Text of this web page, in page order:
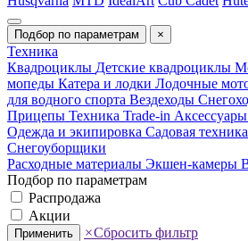
Подбор по параметрам ×
Техника
Квадроциклы Детские квадроциклы
мопеды Катера и лодки Лодочные
для водного спорта Вездеходы
Прицепы Техника Trade-in
Одежда и экипировка Садовая техника
Снегоуборщики
Расходные материалы Экшен-камеры
Подбор по параметрам
Распродажа
Акции
Применить ×Сбросить фильтр